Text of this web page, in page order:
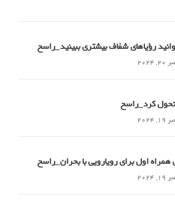
رؤیاهای شفاف بیشتری ببینید_راسخ
2024
کرد_راسخ
2024
همراه اول برای رویارویی با بحران_راسخ
2024